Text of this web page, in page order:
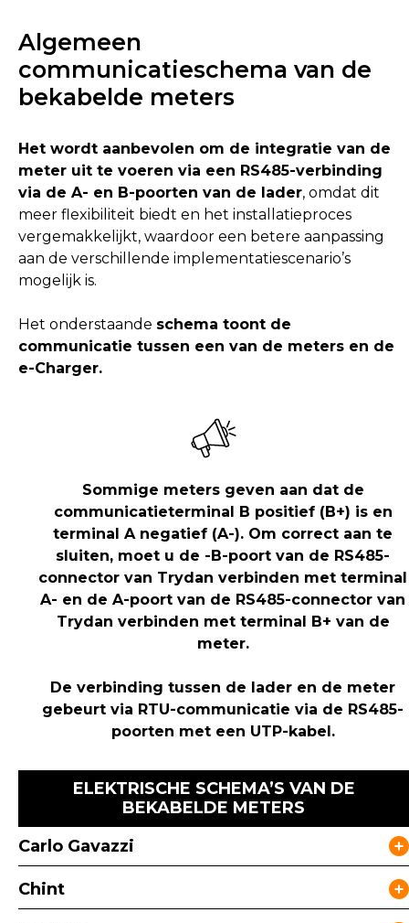
Algemeen
communicatieschema van de
bekabelde meters
Het wordt aanbevolen om de integratie van de
meter uit te voeren via een RS485-verbinding
via de A- en B-poorten van de lader, omdat dit
meer flexibiliteit biedt en het installatieproces
vergemakkelijkt, waardoor een betere aanpassing
aan de verschillende implementatiescenario’s
mogelijk is.
Het onderstaande schema toont de
communicatie tussen een van de meters en de
e-Charger.
Sommige meters geven aan dat de
communicatieterminal B positief (B+) is en
terminal A negatief (A-). Om correct aan te
sluiten, moet u de -B-poort van de RS485-
connector van Trydan verbinden met terminal
A- en de A-poort van de RS485-connector van
Trydan verbinden met terminal B+ van de
meter.
De verbinding tussen de lader en de meter
gebeurt via RTU-communicatie via de RS485-
poorten met een UTP-kabel.
ELEKTRISCHE SCHEMA’S VAN DE
BEKABELDE METERS
Carlo Gavazzi
Chint